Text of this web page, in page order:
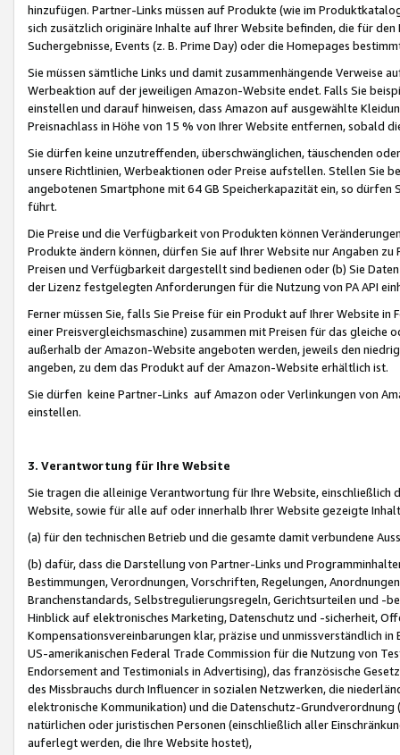
hinzufügen. Partner-Links müssen auf Produkte (wie im
sich zusätzlich originäre Inhalte auf Ihrer Website befinden, die für
Suchergebnisse, Events (z. B. Prime Day) oder die Homepages
Sie müssen sämtliche Links und damit zusammenhängende
Werbeaktion auf der jeweiligen Amazon-Website endet. Falls Sie
einstellen und darauf hinweisen, dass Amazon auf ausgewählte
Preisnachlass in Höhe von 15 % von Ihrer Website entfernen, sobald
Sie dürfen keine unzutreffenden, überschwänglichen, täuschenden
unsere Richtlinien, Werbeaktionen oder Preise aufstellen. Stellen Sie
angebotenen Smartphone mit 64 GB Speicherkapazität ein, so dürfen
führt.
Die Preise und die Verfügbarkeit von Produkten können
Produkte ändern können, dürfen Sie auf Ihrer Website nur Angaben
Preisen und Verfügbarkeit dargestellt sind bedienen oder (b) Sie
der Lizenz festgelegten Anforderungen für die Nutzung von PA API
Ferner müssen Sie, falls Sie Preise für ein Produkt auf Ihrer Website
einer Preisvergleichsmaschine) zusammen mit Preisen für das
außerhalb der Amazon-Website angeboten werden, jeweils den
angeben, zu dem das Produkt auf der Amazon-Website erhältlich ist.
Sie dürfen keine Partner-Links auf Amazon oder Verlinkungen von
einstellen.
3. Verantwortung für Ihre Website
Sie tragen die alleinige Verantwortung für Ihre Website,
Website, sowie für alle auf oder innerhalb Ihrer Website gezeigte
(a) für den technischen Betrieb und die gesamte damit verbundene
(b) dafür, dass die Darstellung von Partner-Links und
Bestimmungen, Verordnungen, Vorschriften, Regelungen,
Branchenstandards, Selbstregulierungsregeln, Gerichtsurteilen und -
Hinblick auf elektronisches Marketing, Datenschutz und -sicherheit,
Kompensationsvereinbarungen klar, präzise und unmissverständlich
US-amerikanischen Federal Trade Commission für die Nutzung von
Endorsement and Testimonials in Advertising), das französische
des Missbrauchs durch Influencer in sozialen Netzwerken, die
elektronische Kommunikation) und die Datenschutz-
natürlichen oder juristischen Personen (einschließlich aller
auferlegt werden, die Ihre Website hostet),